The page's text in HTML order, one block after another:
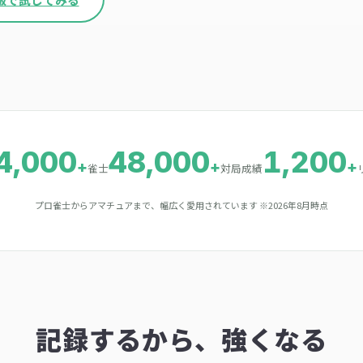
+雀士48,000+対局成績 1,200+
プロ雀士からアマチュアまで、幅広く愛用されています ※2026年8月時点
記録するから、強くなる